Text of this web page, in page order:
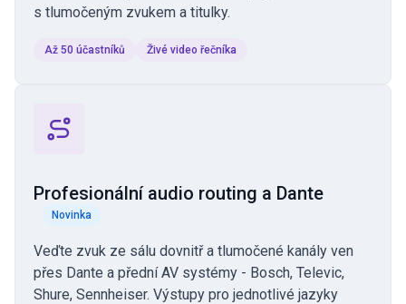
s tlumočeným zvukem a titulky.
Až 50 účastníků Živé video řečníka
Profesionální audio routing a Dante
Novinka
Veďte zvuk ze sálu dovnitř a tlumočené kanály ven
přes Dante a přední AV systémy - Bosch, Televic,
Shure, Sennheiser. Výstupy pro jednotlivé jazyky